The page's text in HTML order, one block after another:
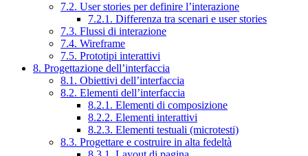
7.2. User stories per definire l’interazione
7.2.1. Differenza tra scenari e user stories
7.3. Flussi di interazione
7.4. Wireframe
7.5. Prototipi interattivi
8. Progettazione dell’interfaccia
8.1. Obiettivi dell’interfaccia
8.2. Elementi dell’interfaccia
8.2.1. Elementi di composizione
8.2.2. Elementi interattivi
8.2.3. Elementi testuali (microtesti)
8.3. Progettare e costruire in alta fedeltà